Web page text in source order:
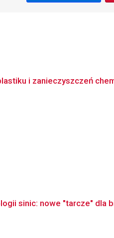
i zanieczyszczeń
sinic: nowe "tarcze" dla